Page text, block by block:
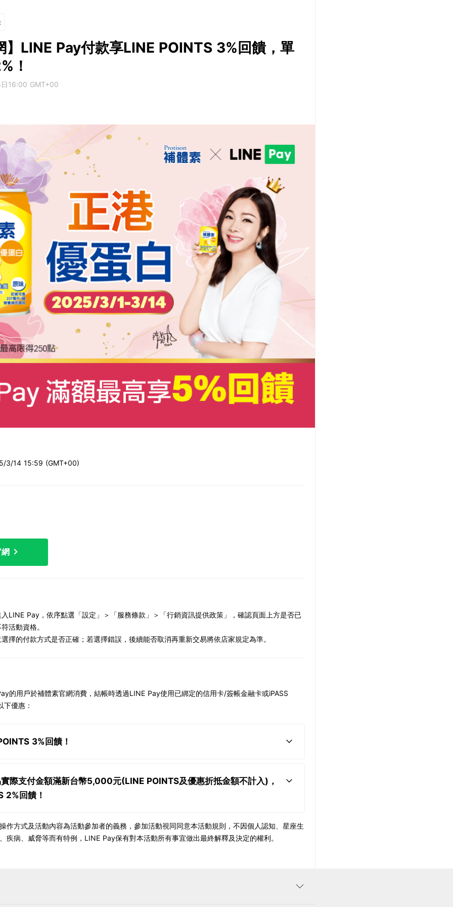
】LINE Pay付款享LINE POINTS 3%回饋，單
！
16:00 GMT+00
3/14 15:59 (GMT+00)
LINE Pay，依序點選「設定」＞「服務條款」＞「行銷資訊提供政策」，確認頁面上方是否已
活動資格。
擇的付款方式是否正確；若選擇錯誤，後續能否取消再重新交易將依店家規定為準。
的用戶於補體素官網消費，結帳時透過LINE Pay使用已綁定的信用卡/簽帳金融卡或iPASS
優惠：
3%回饋！
際支付金額滿新台幣5,000元(LINE POINTS及優惠折抵金額不計入)，
2%回饋！
作方式及活動內容為活動參加者的義務，參加活動視同同意本活動規則，不因個人認知、星座生
疾病、威脅等而有特例，LINE Pay保有對本活動所有事宜做出最終解釋及決定的權利。